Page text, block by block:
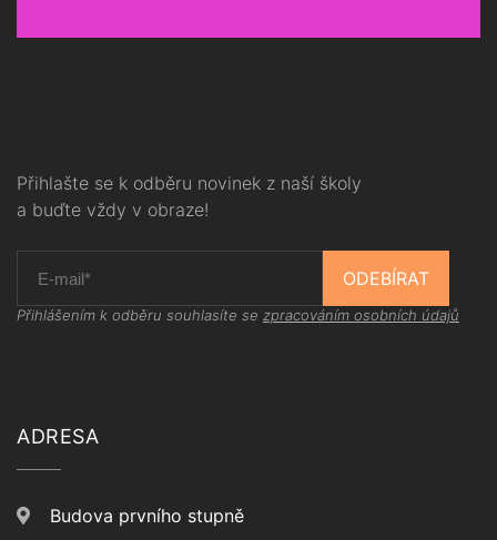
Přihlašte se k odběru novinek z naší školy
a buďte vždy v obraze!
ODEBÍRAT
Přihlášením k odběru souhlasíte se zpracováním osobních údajů
ADRESA
Budova prvního stupně